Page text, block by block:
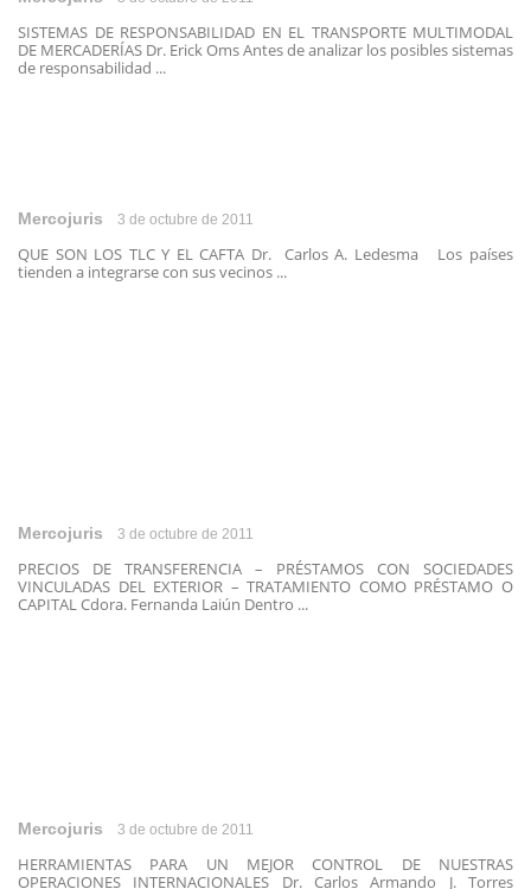
SISTEMAS DE RESPONSABILIDAD EN EL TRANSPORTE MULTIMODAL
DE MERCADERÍAS Dr. Erick Oms Antes de analizar los posibles sistemas
de responsabilidad ...
Mercojuris 3 de octubre de 2011
QUE SON LOS TLC Y EL CAFTA Dr. Carlos A. Ledesma Los países
tienden a integrarse con sus vecinos ...
Mercojuris 3 de octubre de 2011
PRECIOS DE TRANSFERENCIA – PRÉSTAMOS CON SOCIEDADES
VINCULADAS DEL EXTERIOR – TRATAMIENTO COMO PRÉSTAMO O
CAPITAL Cdora. Fernanda Laiún Dentro ...
Mercojuris 3 de octubre de 2011
HERRAMIENTAS PARA UN MEJOR CONTROL DE NUESTRAS
OPERACIONES INTERNACIONALES Dr. Carlos Armando J. Torres